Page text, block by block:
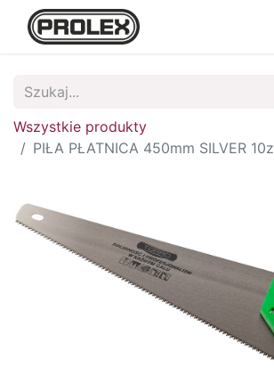
Wszystkie produkty
PIŁA PŁATNICA 450mm SILVER